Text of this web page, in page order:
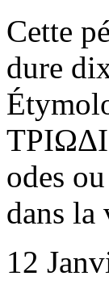
Cette
dure
odes
dans la
12